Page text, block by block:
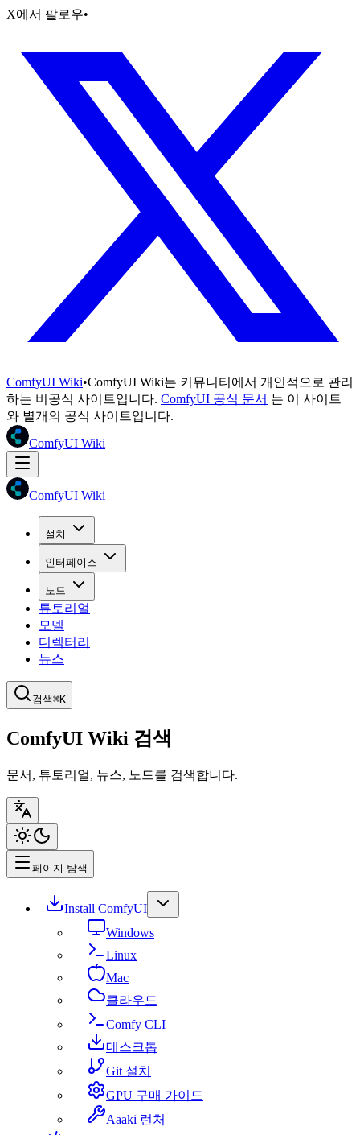
X에서 팔로우•
ComfyUI Wiki•ComfyUI Wiki는 커뮤니티에서 개인적으로 관리
하는 비공식 사이트입니다. ComfyUI 공식 문서 는 이 사이트
와 별개의 공식 사이트입니다.
ComfyUI Wiki
ComfyUI Wiki
설치
인터페이스
노드
튜토리얼
모델
디렉터리
뉴스
검색⌘K
ComfyUI Wiki 검색
문서, 튜토리얼, 뉴스, 노드를 검색합니다.
페이지 탐색
Install ComfyUI
Windows
Linux
Mac
클라우드
Comfy CLI
데스크톱
Git 설치
GPU 구매 가이드
Aaaki 런처